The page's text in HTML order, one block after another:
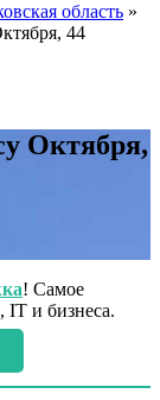
область »
44
Октября,
! Самое
IT и бизнеса.